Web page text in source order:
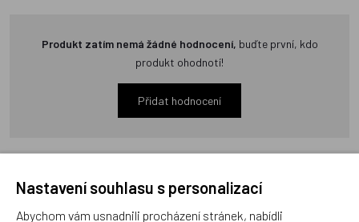
Produkt zatím nemá žádné hodnocení, buďte první, kdo
produkt ohodnotí!
Přidat hodnocení
Zboží se stejným motivem
Nastavení souhlasu s personalizací
Abychom vám usnadnili procházení stránek, nabídli